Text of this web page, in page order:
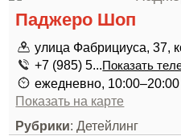
Паджеро Шоп
улица Фабрициуса, 37,
+7 (985) 5...Показать
ежедневно, 10:00–20:00
Показать на карте
Рубрики: Детейлинг